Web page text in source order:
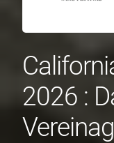
2026 :